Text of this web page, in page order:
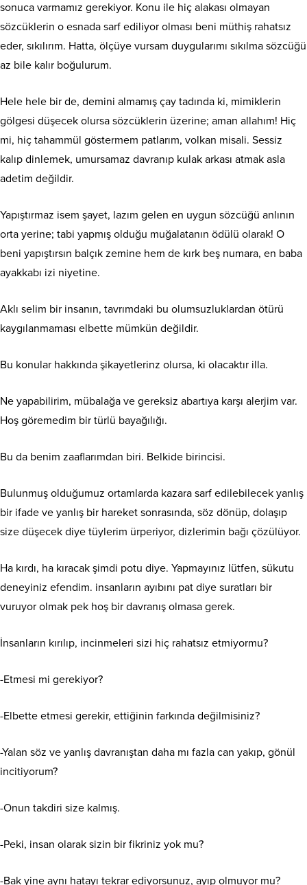
sonuca varmamız gerekiyor. Konu ile hiç alakası olmayan
sözcüklerin o esnada sarf ediliyor olması beni müthiş rahatsız
eder, sıkılırım. Hatta, ölçüye vursam duygularımı sıkılma sözcüğü
az bile kalır boğulurum.
Hele hele bir de, demini almamış çay tadında ki, mimiklerin
gölgesi düşecek olursa sözcüklerin üzerine; aman allahım! Hiç
mi, hiç tahammül göstermem patlarım, volkan misali. Sessiz
kalıp dinlemek, umursamaz davranıp kulak arkası atmak asla
adetim değildir.
Yapıştırmaz isem şayet, lazım gelen en uygun sözcüğü anlının
orta yerine; tabi yapmış olduğu muğalatanın ödülü olarak! O
beni yapıştırsın balçık zemine hem de kırk beş numara, en baba
ayakkabı izi niyetine.
Aklı selim bir insanın, tavrımdaki bu olumsuzluklardan ötürü
kaygılanmaması elbette mümkün değildir.
Bu konular hakkında şikayetlerinz olursa, ki olacaktır illa.
Ne yapabilirim, mübalağa ve gereksiz abartıya karşı alerjim var.
Hoş göremedim bir türlü bayağılığı.
Bu da benim zaaflarımdan biri. Belkide birincisi.
Bulunmuş olduğumuz ortamlarda kazara sarf edilebilecek yanlış
bir ifade ve yanlış bir hareket sonrasında, söz dönüp, dolaşıp
size düşecek diye tüylerim ürperiyor, dizlerimin bağı çözülüyor.
Ha kırdı, ha kıracak şimdi potu diye. Yapmayınız lütfen, sükutu
deneyiniz efendim. insanların ayıbını pat diye suratları bir
vuruyor olmak pek hoş bir davranış olmasa gerek.
İnsanların kırılıp, incinmeleri sizi hiç rahatsız etmiyormu?
-Etmesi mi gerekiyor?
-Elbette etmesi gerekir, ettiğinin farkında değilmisiniz?
-Yalan söz ve yanlış davranıştan daha mı fazla can yakıp, gönül
incitiyorum?
-Onun takdiri size kalmış.
-Peki, insan olarak sizin bir fikriniz yok mu?
-Bak yine aynı hatayı tekrar ediyorsunuz, ayıp olmuyor mu?